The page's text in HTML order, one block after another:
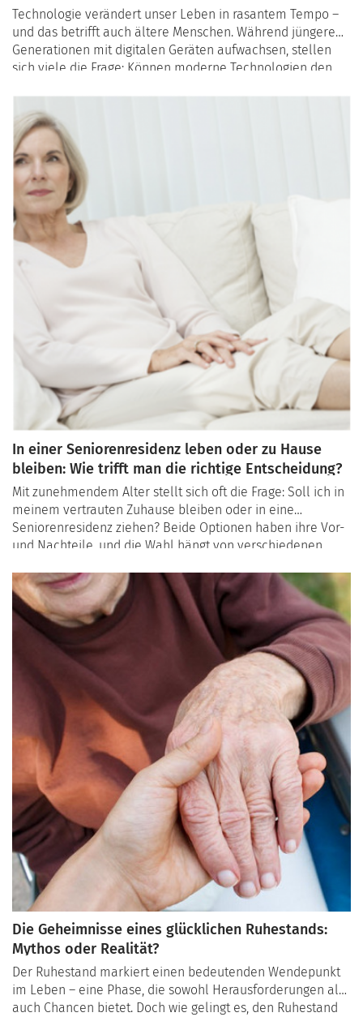
Technologie verändert unser Leben in rasantem Tempo –
und das betrifft auch ältere Menschen. Während jüngere
Generationen mit digitalen Geräten aufwachsen, stellen
sich viele die Frage: Können moderne Technologien den
besonders nützlich sind und wie leicht sich Senioren an
diese Innovationen anpassen.
In einer Seniorenresidenz leben oder zu Hause
bleiben: Wie trifft man die richtige Entscheidung?
Mit zunehmendem Alter stellt sich oft die Frage: Soll ich in
meinem vertrauten Zuhause bleiben oder in eine
Seniorenresidenz ziehen? Beide Optionen haben ihre Vor-
und Nachteile, und die Wahl hängt von verschiedenen
beleuchtet, worauf Sie bei dieser wichtigen Entscheidung
achten sollten, und zeigt die Vorteile, die
Seniorenresidenzen bieten können.
Die Geheimnisse eines glücklichen Ruhestands:
Mythos oder Realität?
Der Ruhestand markiert einen bedeutenden Wendepunkt
im Leben – eine Phase, die sowohl Herausforderungen als
auch Chancen bietet. Doch wie gelingt es, den Ruhestand